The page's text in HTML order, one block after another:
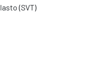
(SVT)